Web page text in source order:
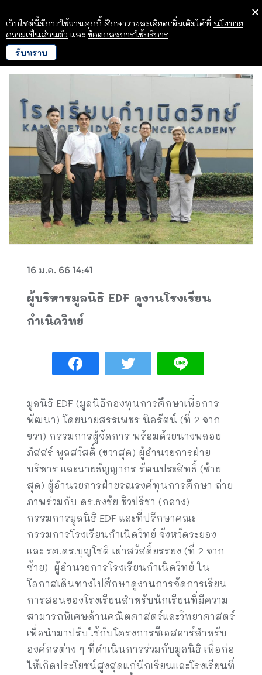
16 ม.ค. 66 14:41
ผู้บริหารมูลนิธิ EDF ดูงานโรงเรียน
กำเนิดวิทย์
มูลนิธิ EDF (มูลนิธิกองทุนการศึกษาเพื่อการ
พัฒนา) โดยนายสรรเพชร นิลรัตน์ (ที่ 2 จาก
ขวา) กรรมการผู้จัดการ พร้อมด้วยนางพลอย
ภัสสร์ พูลสวัสดิ์ (ขวาสุด) ผู้อำนวยการฝ่าย
บริหาร และนายธัญญากร รัตนประสิทธิ์ (ซ้าย
สุด) ผู้อำนวยการฝ่ายรณรงค์ทุนการศึกษา ถ่าย
ภาพร่วมกับ ดร.ธงชัย ชิวปรีชา (กลาง)
กรรมการมูลนิธิ EDF และที่ปรึกษาคณะ
กรรมการโรงเรียนกำเนิดวิทย์ จังหวัดระยอง
และ รศ.ดร.บุญโชติ เผ่าสวัสดิ์ยรรยง (ที่ 2 จาก
ซ้าย) ผู้อำนวยการโรงเรียนกำเนิดวิทย์ ใน
โอกาสเดินทางไปศึกษาดูงานการจัดการเรียน
การสอนของโรงเรียนสำหรับนักเรียนที่มีความ
สามารถพิเศษด้านคณิตศาสตร์และวิทยาศาสตร์
เพื่อนำมาปรับใช้กับโครงการซีเอสอาร์สำหรับ
องค์กรต่าง ๆ ที่ดำเนินการร่วมกับมูลนิธิ เพื่อก่อ
ให้เกิดประโยชน์สูงสุดแก่นักเรียนและโรงเรียนที่
เว็บไซต์นี้มีการใช้งานคุกกี้ ศึกษารายละเอียดเพิ่มเติมได้ที่ นโยบาย
ความเป็นส่วนตัว และ ข้อตกลงการใช้บริการ
รับทราบ